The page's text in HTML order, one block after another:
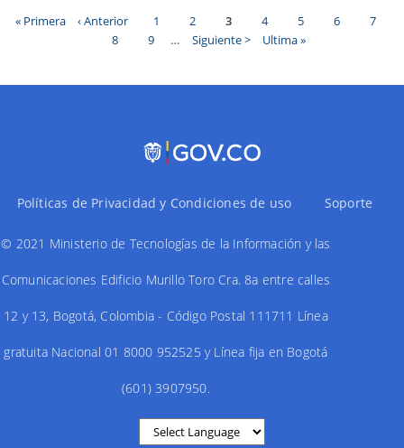
Primera
« Primera
Página
anterior
‹ Anterior Page
1 Page
2
Página
actual
3 Page
4 Page
5 Page
6 Page
7
Page
8 Page
9 …
Siguiente
Siguiente >
Última
Ultima »
Políticas de Privacidad y Condiciones de uso Soporte
© 2021 Ministerio de Tecnologías de la Información y las
Comunicaciones Edificio Murillo Toro Cra. 8a entre calles
12 y 13, Bogotá, Colombia - Código Postal 111711 Línea
gratuita Nacional 01 8000 952525 y Línea fija en Bogotá
(601) 3907950.